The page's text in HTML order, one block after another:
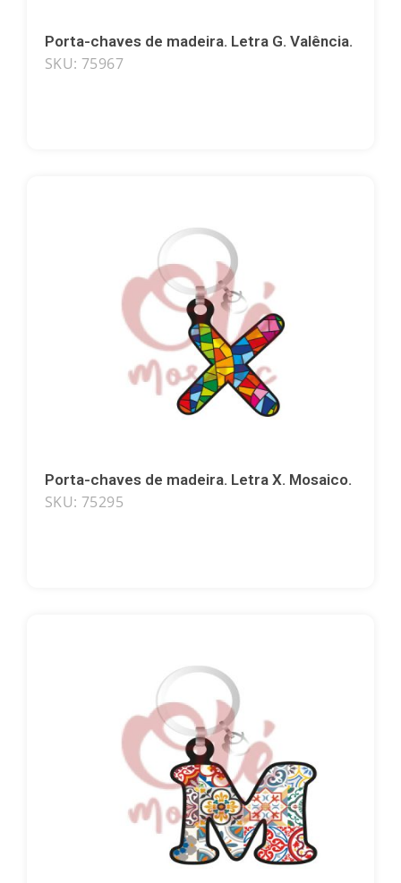
Porta-chaves de madeira. Letra G. Valência.
SKU: 75967
Porta-chaves de madeira. Letra X. Mosaico.
SKU: 75295